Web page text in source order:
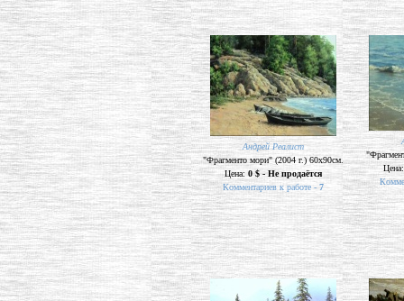
Андрей Реалист
"Фрагменто мори" (2004 г.) 60х90см.
Цена: 0 $ - Не продаётся
Комментариев к работе - 7